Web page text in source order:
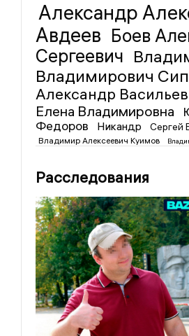
Александр
Авдеев Боев
Сергеевич
Владимирович
Александр
Елена Владимировна
Федоров
Никандр Сергей
Владимир Алексеевич Куимов
Расследования